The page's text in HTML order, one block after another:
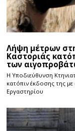
Λήψη μέτρων
Καστοριάς
των
Η Υποδιεύθυνση
κατόπιν έκδοσης της
Εργαστηρίου